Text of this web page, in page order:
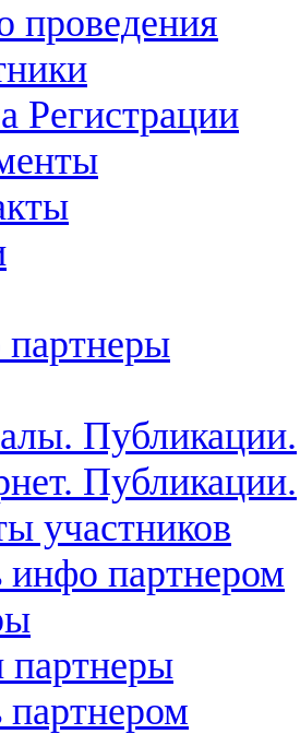
проведения
Регистрации
Публикации.
Публикации.
участников
инфо партнером
партнером